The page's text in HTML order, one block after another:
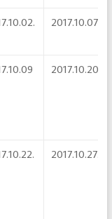
2017.10.07.
2017.10.20.
2017.10.27.